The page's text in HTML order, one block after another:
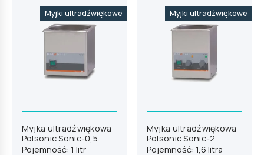
Myjki ultradźwiękowe
Myjka ultradźwiękowa
Polsonic Sonic-0,5
Pojemność: 1 litr
Myjki ultradźwiękowe
Myjka ultradźwiękowa
Polsonic Sonic-2
Pojemność: 1,6 litra